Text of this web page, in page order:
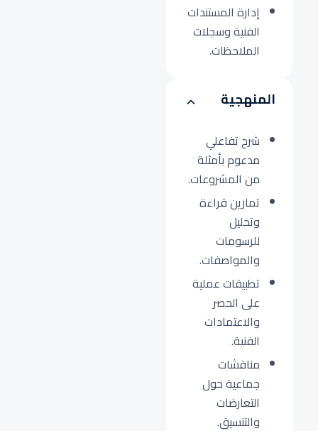
إدارة المستندات
الفنية وسجلات
الملاحظات.
المنهجية
شرح تفاعلي
مدعوم بأمثلة
من المشروعات.
تمارين قراءة
وتحليل
للرسومات
والمواصفات.
تطبيقات عملية
على الحصر
والاعتمادات
الفنية.
مناقشات
جماعية حول
التعارضات
والتنسيق.